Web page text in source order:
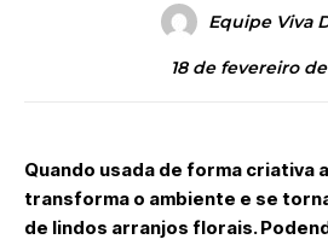
Equipe Viva
18 de fevereiro
Quando usada de forma criativa
transforma o ambiente e se
de lindos arranjos florais.